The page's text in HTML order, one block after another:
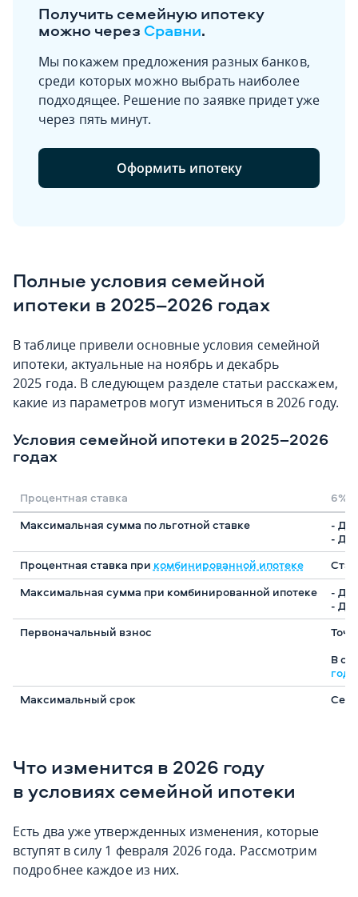
Получить семейную ипотеку
можно черезСравни.
Мы покажем предложения разных банков,
среди которых можно выбрать наиболее
подходящее. Решение по заявке придет уже
через пять минут.
Оформить ипотеку
Полные условия семейной
ипотеки в 2025–2026 годах
В таблице привели основные условия семейной
ипотеки, актуальные на ноябрь и декабрь
2025 года. В следующем разделе статьи расскажем,
какие из параметров могут измениться в 2026 году.
Условия семейной ипотеки в 2025–2026
годах
Процентная ставка
6%
Максимальная сумма по льготной ставке
-
-
Процентная ставка при комбинированной ипотеке
Максимальная сумма при комбинированной ипотеке
-
-
Первоначальный взнос
В
Максимальный срок
Что изменится в 2026 году
в условиях семейной ипотеки
Есть два уже утвержденных изменения, которые
вступят в силу 1 февраля 2026 года. Рассмотрим
подробнее каждое из них.